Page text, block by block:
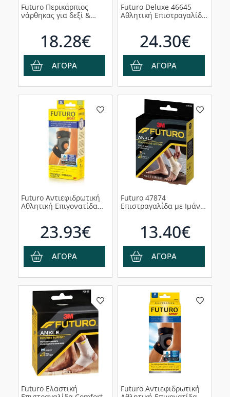
Futuro Περικάρπιος
νάρθηκας για δεξί &
18.28€
ΑΓΟΡΑ
Futuro Deluxe 46645
Αθλητική Επιστραγαλίδα
24.30€
ΑΓΟΡΑ
Futuro Αντιεφιδρωτική
Aθλητική Επιγονατίδα
23.93€
ΑΓΟΡΑ
Futuro 47874
Επιστραγαλίδα με Ιμάντα
13.40€
ΑΓΟΡΑ
Futuro Ελαστική
Futuro Αντιεφιδρωτική